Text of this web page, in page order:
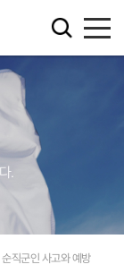
.
순직군인 사고와 예방